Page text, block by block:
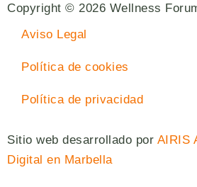
Copyright © 2026 Wellness
Aviso Legal
Política de cookies
Política de privacidad
Sitio web desarrollado por AIRIS
Digital en Marbella